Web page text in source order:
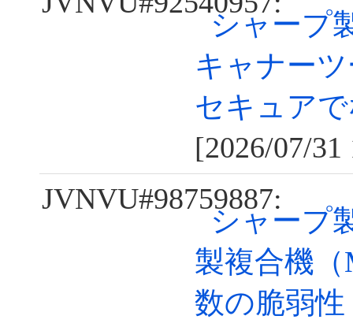
シャープ
キャナー
セキュア
[2026/07/31
JVNVU#98759887:
シャープ
製複合機
数の脆弱性